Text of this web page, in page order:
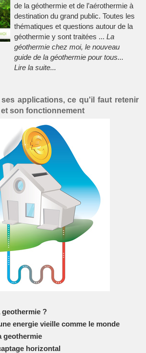
de la géothermie et de l’aérothermie à
destination du grand public. Toutes les
thématiques et questions autour de la
géothermie y sont traitées ... La
géothermie chez moi, le nouveau
guide de la géothermie pour tous...
Lire la suite...
ses applications, ce qu'il faut retenir
son fonctionnement
geothermie ?
energie vieille comme le monde
geothermie
horizontal